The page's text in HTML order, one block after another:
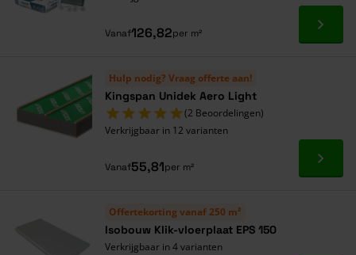
Vanaf126,82per m² Ga
Hulp nodig? Vraag offerte aan!
Kingspan Unidek Aero Light
(2 Beoordelingen)
Verkrijgbaar in 12 varianten
Vanaf55,81per m² Ga
Offertekorting vanaf 250 m²
Isobouw Klik-vloerplaat EPS 150
Verkrijgbaar in 4 varianten